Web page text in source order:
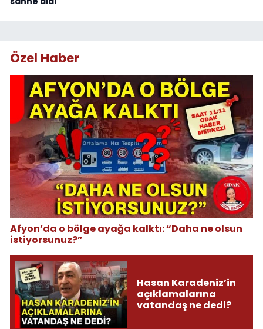
Özel Haber
Afyon’da o bölge ayağa kalktı: “Daha ne olsun
istiyorsunuz?”
Hasan Karadeniz’in
açıklamalarına
vatandaş ne dedi?